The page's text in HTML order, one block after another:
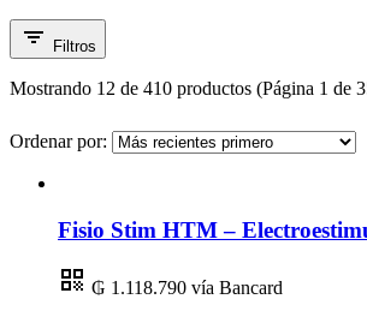
Filtros
Mostrando 12 de 410 productos (Página 1 de
Ordenar por:
Fisio Stim HTM –
₲ 1.118.790 vía Bancard